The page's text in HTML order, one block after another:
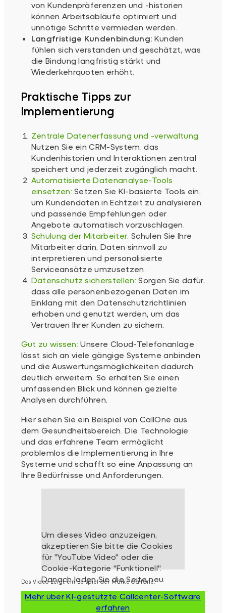
von Kundenpräferenzen und -historien
können Arbeitsabläufe optimiert und
unnötige Schritte vermieden werden.
Langfristige Kundenbindung: Kunden
fühlen sich verstanden und geschätzt, was
die Bindung langfristig stärkt und
Wiederkehrquoten erhöht.
Praktische Tipps zur
Implementierung
Zentrale Datenerfassung und -verwaltung:
Nutzen Sie ein CRM-System, das
Kundenhistorien und Interaktionen zentral
speichert und jederzeit zugänglich macht.
Automatisierte Datenanalyse-Tools
einsetzen: Setzen Sie KI-basierte Tools ein,
um Kundendaten in Echtzeit zu analysieren
und passende Empfehlungen oder
Angebote automatisch vorzuschlagen.
Schulung der Mitarbeiter: Schulen Sie Ihre
Mitarbeiter darin, Daten sinnvoll zu
interpretieren und personalisierte
Serviceansätze umzusetzen.
Datenschutz sicherstellen: Sorgen Sie dafür,
dass alle personenbezogenen Daten im
Einklang mit den Datenschutzrichtlinien
erhoben und genutzt werden, um das
Vertrauen Ihrer Kunden zu sichern.
Gut zu wissen: Unsere Cloud-Telefonanlage
lässt sich an viele gängige Systeme anbinden
und die Auswertungsmöglichkeiten dadurch
deutlich erweitern. So erhalten Sie einen
umfassenden Blick und können gezielte
Analysen durchführen.
Hier sehen Sie ein Beispiel von CallOne aus
dem Gesundheitsbereich. Die Technologie
und das erfahrene Team ermöglicht
problemlos die Implementierung in Ihre
Systeme und schafft so eine Anpassung an
Ihre Bedürfnisse und Anforderungen.
Das Video zeigt ein Beispiel der Marke CallOne.
Mehr über KI-gestützte Callcenter-Software
erfahren